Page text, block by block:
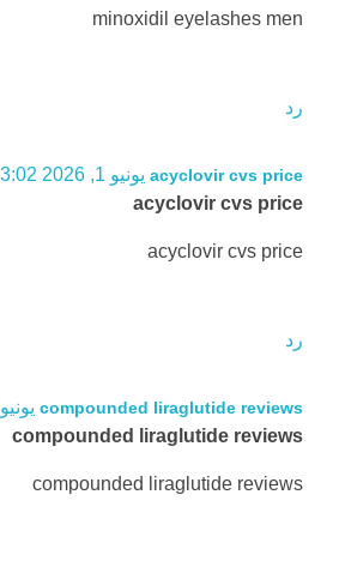
minoxidil eyelashes men
رد
acyclovir cvs price يونيو 1, 2026 at 3:02 م
acyclovir cvs price
acyclovir cvs price
رد
compounded liraglutide reviews يونيو 3, 2026 at 3:47 م
compounded liraglutide reviews
compounded liraglutide reviews